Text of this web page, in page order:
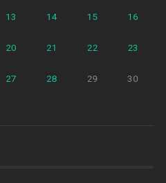
13 14 15 16
20 21 22 23
27 28 29 30